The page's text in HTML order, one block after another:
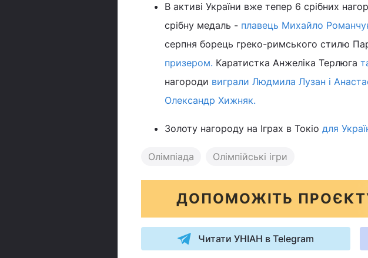
В активі України вже тепер 6 срібних
срібну медаль - плавець Михайло
серпня борець греко-римського стилю
призером. Каратистка Анжеліка Терлюга
нагороди виграли Людмила Лузан і
Олександр Хижняк.
Золоту нагороду на Іграх в Токіо для
Олімпіада Олімпійські ігри
ДОПОМОЖІТЬ
Читати УНІАН в Telegram